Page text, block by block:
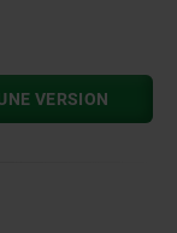
VERSION